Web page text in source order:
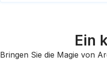
Ein
Bringen Sie die Magie von